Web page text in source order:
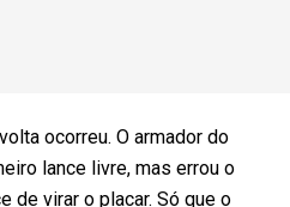
ocorreu. O armador do
lance livre, mas errou o
de virar o placar. Só que o